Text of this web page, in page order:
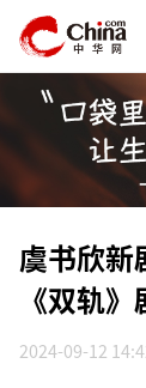
虞书欣新
《双轨
2024-09-12